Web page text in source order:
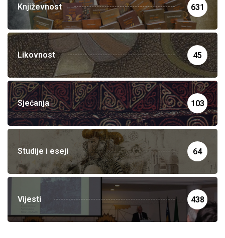
Književnost 631
Likovnost 45
Sjećanja 103
Studije i eseji 64
Vijesti 438